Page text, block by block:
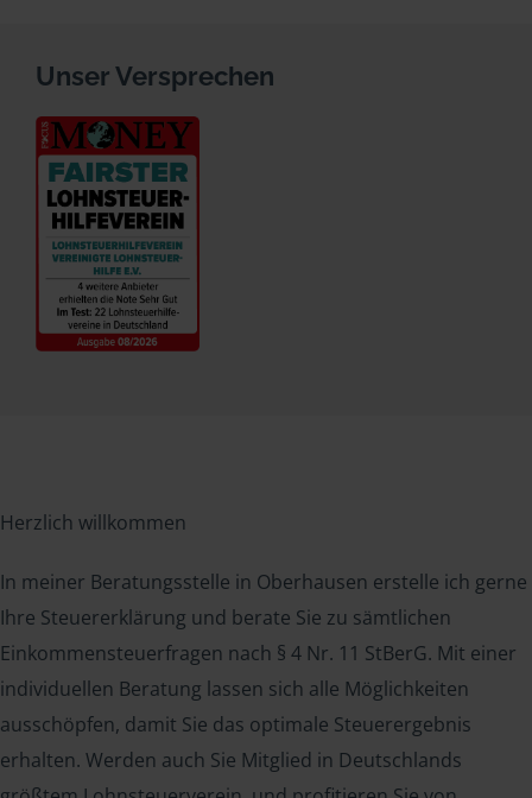
Unser Versprechen
Herzlich willkommen
In meiner Beratungsstelle in Oberhausen erstelle ich gerne
Ihre Steuererklärung und berate Sie zu sämtlichen
Einkommensteuerfragen nach § 4 Nr. 11 StBerG. Mit einer
individuellen Beratung lassen sich alle Möglichkeiten
ausschöpfen, damit Sie das optimale Steuerergebnis
erhalten. Werden auch Sie Mitglied in Deutschlands